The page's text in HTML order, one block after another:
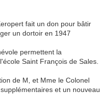
fait un don pour bâtir
un dortoir en 1947
permettent la
Saint François de Sales.
de M, et Mme le Colonel
et un nouveau